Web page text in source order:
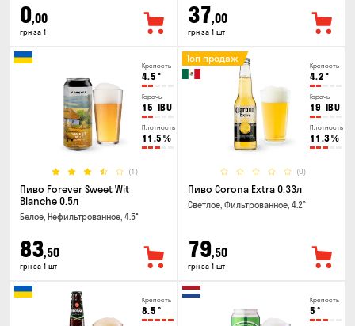
0,00
грн за 1
37,00
грн за 1 шт
Крепость
4.5 °
Горечь
15 IBU
Плотность
11.5 %
(1)
Пиво Forever Sweet Wit
Blanche 0.5л
Белое, Нефильтрованное, 4.5°
83,50
грн за 1 шт
Крепость
4.2 °
Горечь
19 IBU
Плотность
11.3%
(0)
Топ продаж
Пиво Corona Extra 0.33л
Светлое, Фильтрованное, 4.2°
79,50
грн за 1 шт
Крепость
8.5 °
Крепость
5 °